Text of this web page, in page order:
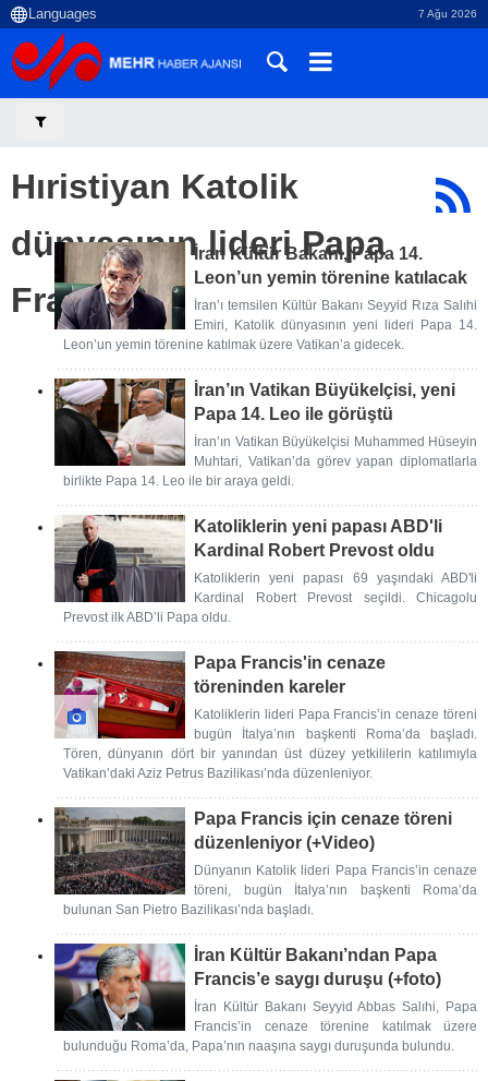
7 Ağu 2026
Hıristiyan Katolik
dünyasının lideri Papa
Francis
İran Kültür Bakanı, Papa 14.
Leon’un yemin törenine katılacak
İran’ı temsilen Kültür Bakanı Seyyid Rıza Salıhi
Emiri, Katolik dünyasının yeni lideri Papa 14.
Leon’un yemin törenine katılmak üzere Vatikan’a gidecek.
İran’ın Vatikan Büyükelçisi, yeni
Papa 14. Leo ile görüştü
İran’ın Vatikan Büyükelçisi Muhammed Hüseyin
Muhtari, Vatikan’da görev yapan diplomatlarla
birlikte Papa 14. Leo ile bir araya geldi.
Katoliklerin yeni papası ABD'li
Kardinal Robert Prevost oldu
Katoliklerin yeni papası 69 yaşındaki ABD'li
Kardinal Robert Prevost seçildi. Chicagolu
Prevost ilk ABD’li Papa oldu.
Papa Francis'in cenaze
töreninden kareler
Katoliklerin lideri Papa Francis’in cenaze töreni
bugün İtalya’nın başkenti Roma’da başladı.
Tören, dünyanın dört bir yanından üst düzey yetkililerin katılımıyla
Vatikan’daki Aziz Petrus Bazilikası’nda düzenleniyor.
Papa Francis için cenaze töreni
düzenleniyor (+Video)
Dünyanın Katolik lideri Papa Francis’in cenaze
töreni, bugün İtalya’nın başkenti Roma’da
bulunan San Pietro Bazilikası’nda başladı.
İran Kültür Bakanı’ndan Papa
Francis’e saygı duruşu (+foto)
İran Kültür Bakanı Seyyid Abbas Salıhi, Papa
Francis’in cenaze törenine katılmak üzere
bulunduğu Roma’da, Papa’nın naaşına saygı duruşunda bulundu.